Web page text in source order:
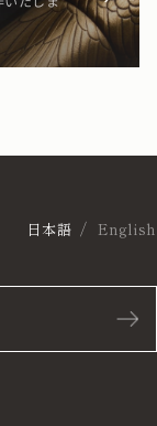
日本語 English